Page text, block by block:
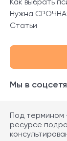
Нужна
Статьи
Мы в
Под термином
ресурсе